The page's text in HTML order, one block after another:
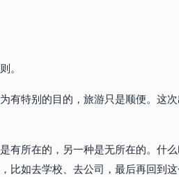
。
有特别的目的，旅游只是顺便。这
有所在的，另一种是无所在的。什
比如去学校、去公司，最后再回到